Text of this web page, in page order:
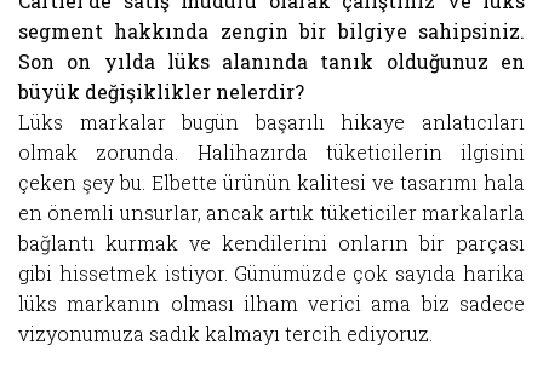
segment hakkında zengin bir bilgiye sahipsiniz.
Son on yılda lüks alanında tanık olduğunuz en
büyük değişiklikler nelerdir?
Lüks markalar bugün başarılı hikaye anlatıcıları
olmak zorunda. Halihazırda tüketicilerin ilgisini
çeken şey bu. Elbette ürünün kalitesi ve tasarımı hala
en önemli unsurlar, ancak artık tüketiciler markalarla
bağlantı kurmak ve kendilerini onların bir parçası
gibi hissetmek istiyor. Günümüzde çok sayıda harika
lüks markanın olması ilham verici ama biz sadece
vizyonumuza sadık kalmayı tercih ediyoruz.